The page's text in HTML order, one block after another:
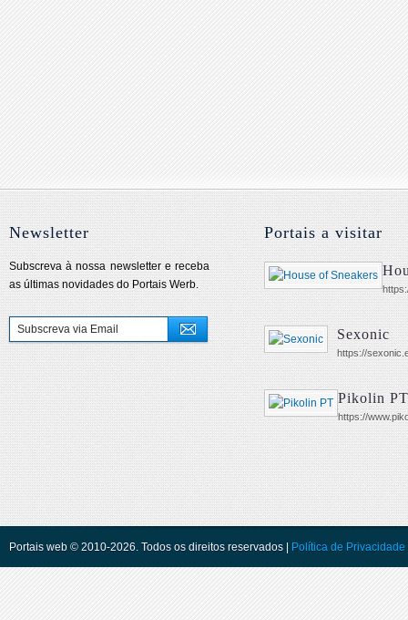
Newsletter
Subscreva à nossa newsletter e receba
as últimas novidades do Portais Werb.
Portais a visitar
Sexonic
https://
Pikolin PT
https://
Portais web © 2010-2026. Todos os direitos reservados | Política de Privacidade